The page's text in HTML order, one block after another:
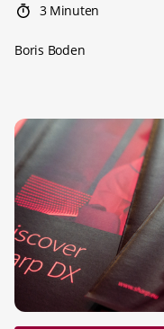
3 Minuten
Boris Boden